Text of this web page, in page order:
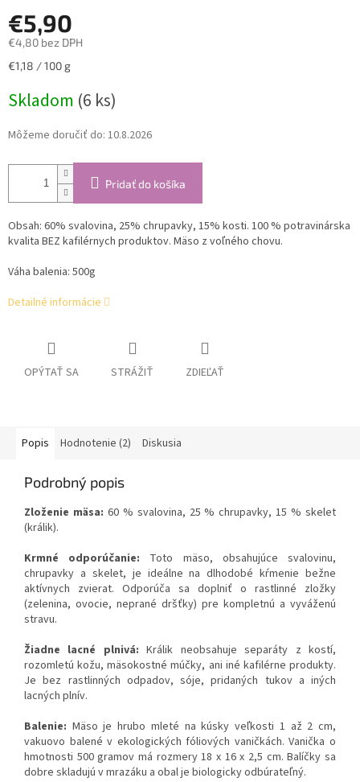
€5,90
€4,80 bez DPH
Jednotková
€1,18 / 100 g
Skladom (6 ks)
Môžeme doručiť do: 10.8.2026
Pridať do košíka
Obsah: 60% svalovina, 25% chrupavky, 15% kosti. 100 % potravinárska
kvalita BEZ kafilérnych produktov. Mäso z voľného chovu.
Váha balenia: 500g
Detailné informácie
OPÝTAŤ SA STRÁŽIŤ ZDIEĽAŤ
Popis Hodnotenie (2) Diskusia
Podrobný popis
Zloženie mäsa: 60 % svalovina, 25 % chrupavky, 15 % skelet
(králik).
Krmné odporúčanie: Toto mäso, obsahujúce svalovinu,
chrupavky a skelet, je ideálne na dlhodobé kŕmenie bežne
aktívnych zvierat. Odporúča sa doplniť o rastlinné zložky
(zelenina, ovocie, neprané dršťky) pre kompletnú a vyváženú
stravu.
Žiadne lacné plnivá: Králik neobsahuje separáty z kostí,
rozomletú kožu, mäsokostné múčky, ani iné kafilérne produkty.
Je bez rastlinných odpadov, sóje, pridaných tukov a iných
lacných plnív.
Balenie: Mäso je hrubo mleté na kúsky veľkosti 1 až 2 cm,
vakuovo balené v ekologických fóliových vaničkách. Vanička o
hmotnosti 500 gramov má rozmery 18 x 16 x 2,5 cm. Balíčky sa
dobre skladujú v mrazáku a obal je biologicky odbúrateľný.